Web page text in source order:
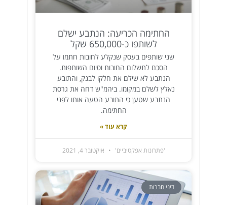
החתימה הכריעה: הנתבע ישלם
לשותפו כ-650,000 שקל
שני שותפים בעסק שנקלע לחובות חתמו על
הסכם לתשלום החובות וסיום השותפות.
הנתבע לא שילם את חלקו לבנק, והתובע
נאלץ לשלם במקומו. ביהמ"ש דחה את גרסת
הנתבע שטען כי התובע הטעה אותו לפני
החתימה.
קרא עוד »
'פתרונות אפקטיביים' אוקטובר 4, 2021
דיני חברות